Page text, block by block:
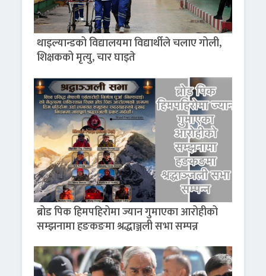
थाइल्यान्डको विद्यालयमा विद्यार्थीले चलाए गोली,
शिक्षकको मृत्यु, चार घाइते
ब्रोड पिक हिमपहिरोमा ज्यान गुमाएका आरोहीको
सम्झनामा हङकङमा श्रद्धाञ्जली सभा सम्पन्न